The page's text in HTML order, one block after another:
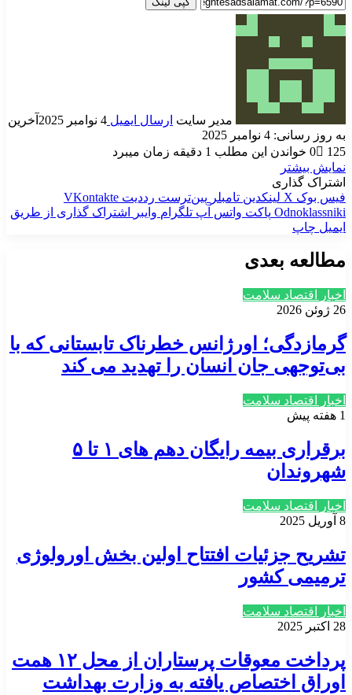
مدیر سایت ارسال ایمیل 4 نوامبر 2025
آخرین
به روز رسانی: 4 نوامبر 2025
0
125
خواندن این مطلب 1 دقیقه زمان میبرد
نمایش بیشتر
اشتراک گذاری
فیس بوک X لینکدین ‫تامبلر ‫پین‌ترست ‫رددیت ‫VKontakte
‫Odnoklassniki پاکت واتس آپ تلگرام وایبر
اشتراک گذاری از طریق
ایمیل چاپ
مطالعه بعدی
اخبار اقتصاد سلامت
26 ژوئن 2026
گرمازدگی؛ اورژانس خطرناک تابستانی که با
بی‌توجهی جان‌ انسان را تهدید می کند
اخبار اقتصاد سلامت
1 هفته پیش
برقراری بیمه رایگان دهم های ۱ تا ۵
شهروندان
اخبار اقتصاد سلامت
8 آوریل 2025
تشریح جزئیات افتتاح اولین بخش اورولوژی
ترمیمی کشور
اخبار اقتصاد سلامت
28 اکتبر 2025
پرداخت معوقات پرستاران از محل ۱۲ همت
اوراق اختصاص یافته به وزارت بهداشت